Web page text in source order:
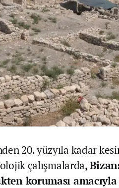
20. yüzyıla kadar
çalışmalarda,
koruması